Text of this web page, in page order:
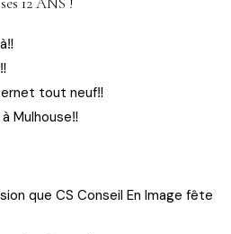
tout neuf‼
à Mulhouse‼
que CS Conseil En Image fête